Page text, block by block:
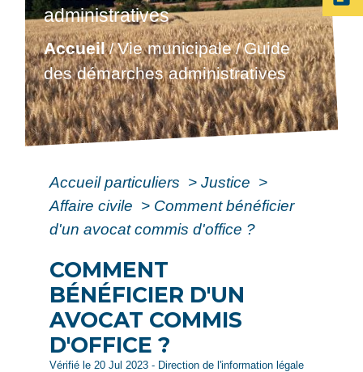
administratives
Accueil/Vie municipale/Guide
des démarches administratives
Accueil particuliers > Justice >
Affaire civile > Comment bénéficier
d'un avocat commis d'office ?
COMMENT
BÉNÉFICIER D'UN
AVOCAT COMMIS
D'OFFICE ?
Vérifié le 20 Jul 2023 - Direction de l'information légale